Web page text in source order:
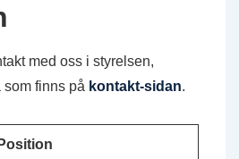
med oss i styrelsen,
finns på kontakt-sidan.
Position